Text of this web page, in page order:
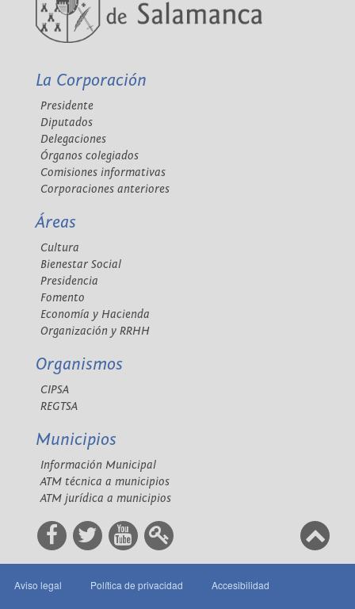
La Corporación
Presidente
Diputados
Delegaciones
Órganos colegiados
Comisiones informativas
Corporaciones anteriores
Áreas
Cultura
Bienestar Social
Presidencia
Fomento
Economía y Hacienda
Organización y RRHH
Organismos
CIPSA
REGTSA
Municipios
Información Municipal
ATM técnica a municipios
ATM jurídica a municipios
Aviso legal Política de privacidad Accesibilidad